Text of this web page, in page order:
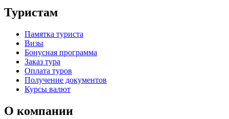
Туристам
Памятка туриста
Визы
Бонусная программа
Заказ тура
Оплата туров
Получение документов
Курсы валют
О компании